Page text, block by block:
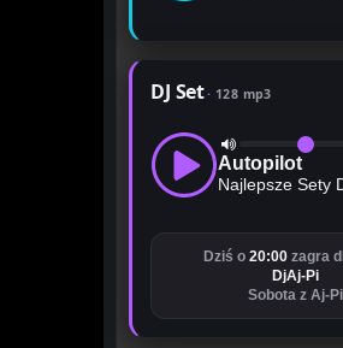
DJ Set 128 mp3
Autopilot
Najlepsze Sety
Dziś o 20:00zagra
DjAj-Pi
Sobota z Aj-Pi